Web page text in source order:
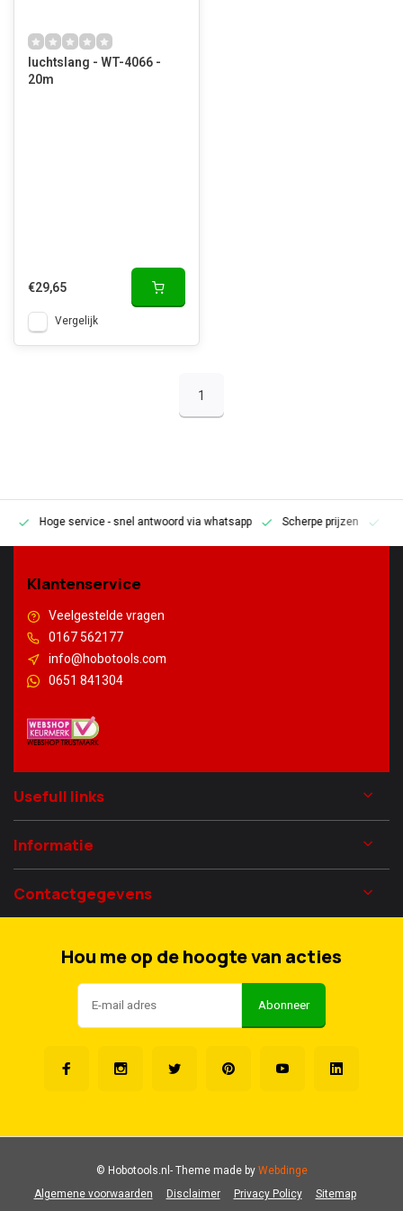
luchtslang - WT-4066 -
20m
€29,65
Vergelijk
1
Hoge service- snel antwoord via whatsapp Scherpe prijzen
Klantenservice
Veelgestelde vragen
0167 562177
info@hobotools.com
0651 841304
Usefull links
Informatie
Contactgegevens
Hou me op de hoogte van acties
Abonneer
Algemene voorwaarden Disclaimer Privacy Policy Sitemap
© Hobotools.nl- Theme made byWebdinge